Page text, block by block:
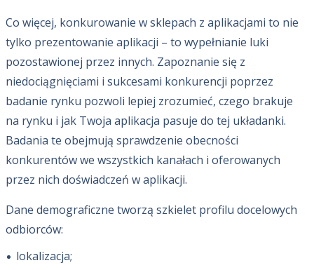
Co więcej, konkurowanie w sklepach z aplikacjami to nie
tylko prezentowanie aplikacji – to wypełnianie luki
pozostawionej przez innych. Zapoznanie się z
niedociągnięciami i sukcesami konkurencji poprzez
badanie rynku pozwoli lepiej zrozumieć, czego brakuje
na rynku i jak Twoja aplikacja pasuje do tej układanki.
Badania te obejmują sprawdzenie obecności
konkurentów we wszystkich kanałach i oferowanych
przez nich doświadczeń w aplikacji.
Dane demograficzne tworzą szkielet profilu docelowych
odbiorców:
lokalizacja;